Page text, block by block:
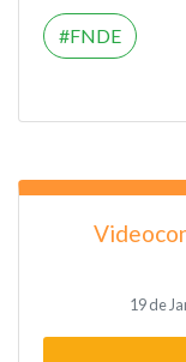
FNDE
19 de